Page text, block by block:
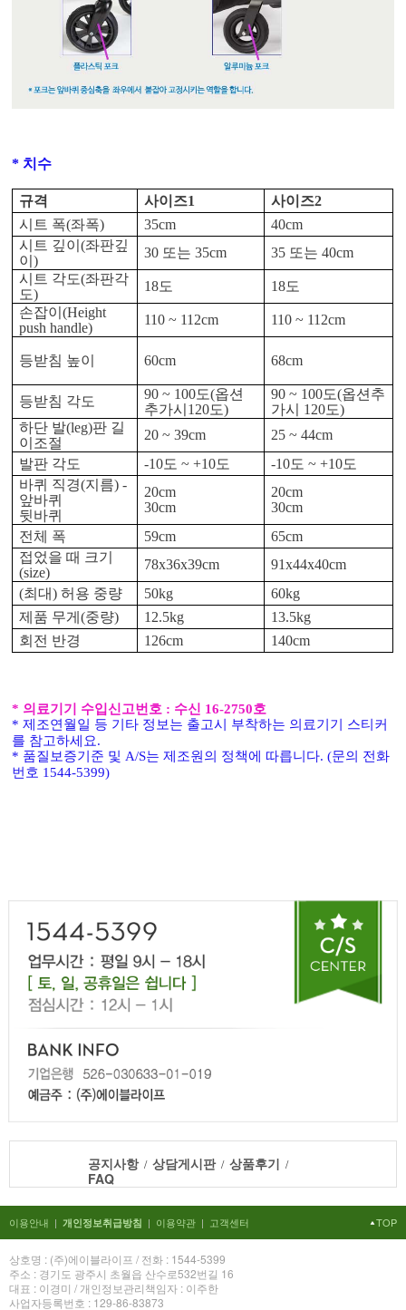
* 치수
규격 사이즈1 사이즈2
시트 폭(좌폭) 35cm
40cm
시트 깊이(좌판깊
이)
30 또는35cm 35 또는40cm
시트 각도(좌판각
도)
18도 18도
손잡이(Height
push handle)
110 ~ 112cm 110 ~ 112cm
등받침 높이 60cm 68cm
등받침 각도 90 ~ 100도(옵션
추가시120도)
90 ~ 100도(옵션추
가시 120도)
하단 발(leg)판 길
이조절
20 ~ 39cm
25 ~ 44cm
발판 각도
-10도~ +10도 -10도~ +10도
바퀴 직경(지름) -
앞바퀴
뒷바퀴
20cm
30cm
20cm
30cm
전체 폭
59cm
65cm
접었을 때 크기
(size)
78x36x39cm
91x44x40cm
(최대)허용 중량 50kg
60kg
제품 무게(중량) 12.5kg
13.5kg
회전 반경
126cm 140cm
* 의료기기 수입신고번호 : 수신 16-2750호
*제조연월일 등 기타 정보는 출고시 부착하는 의료기기 스티커
를 참고하세요.
* 품질보증기준 및 A/S는 제조원의 정책에 따릅니다. (문의 전화
번호 1544-5399)
공지사항/ 상담게시판/ 상품후기 /
FAQ
이용안내 | 개인정보취급방침 | 이용약관 | 고객센터 TOP
상호명 : (주)에이블라이프 / 전화 : 1544-5399
주소 : 경기도 광주시 초월읍 산수로532번길 16
대표 : 이경미 / 개인정보관리책임자 : 이주한
사업자등록번호 : 129-86-83873